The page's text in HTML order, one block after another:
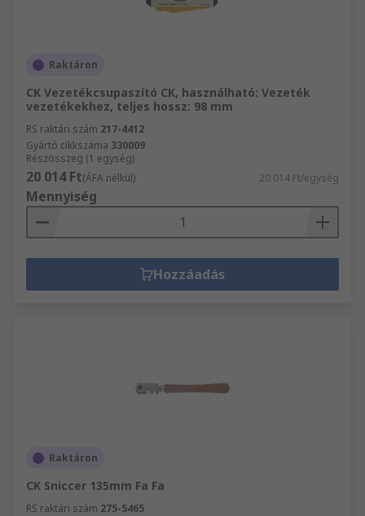
Raktáron
CK Vezetékcsupaszító CK, használható: Vezeték
vezetékekhez, teljes hossz: 98 mm
RS raktári szám 217-4412
Gyártó cikkszáma 330009
Részösszeg (1 egység)
20 014 Ft(ÁFA nélkül) 20 014 Ft/egység
Mennyiség
Hozzáadás
Raktáron
CK Sniccer 135mm Fa Fa
RS raktári szám 275-5465